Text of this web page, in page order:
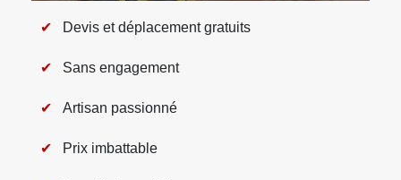
Devis et déplacement gratuits
Sans engagement
Artisan passionné
Prix imbattable